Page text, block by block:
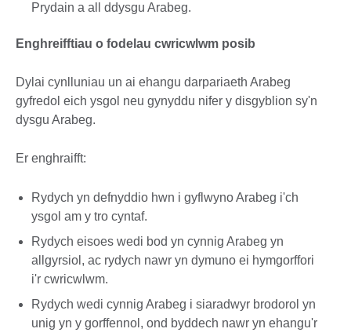
Prydain a all ddysgu Arabeg.
Enghreifftiau o fodelau cwricwlwm posib
Dylai cynlluniau un ai ehangu darpariaeth Arabeg
gyfredol eich ysgol neu gynyddu nifer y disgyblion sy'n
dysgu Arabeg.
Er enghraifft:
Rydych yn defnyddio hwn i gyflwyno Arabeg i'ch
ysgol am y tro cyntaf.
Rydych eisoes wedi bod yn cynnig Arabeg yn
allgyrsiol, ac rydych nawr yn dymuno ei hymgorffori
i'r cwricwlwm.
Rydych wedi cynnig Arabeg i siaradwyr brodorol yn
unig yn y gorffennol, ond byddech nawr yn ehangu'r